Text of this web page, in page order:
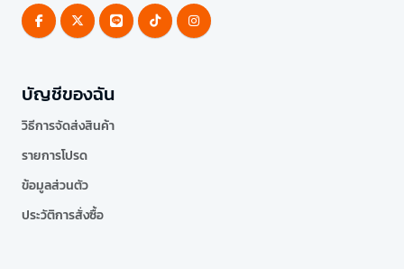
บัญชีของฉัน
วิธีการจัดส่งสินค้า
รายการโปรด
ข้อมูลส่วนตัว
ประวัติการสั่งซื้อ